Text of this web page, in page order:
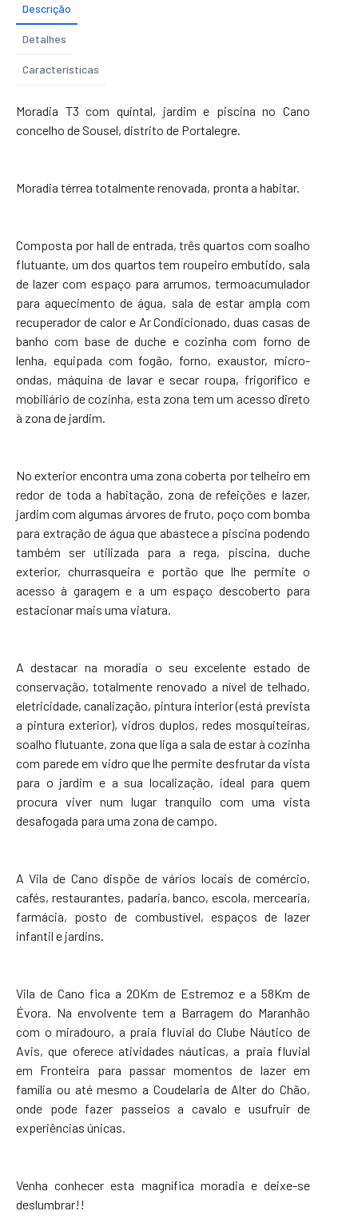
Descrição
Detalhes
Características
Moradia T3 com quintal, jardim e piscina no Cano
concelho de Sousel, distrito de Portalegre.
Moradia térrea totalmente renovada, pronta a habitar.
Composta por hall de entrada, três quartos com soalho
flutuante, um dos quartos tem roupeiro embutido, sala
de lazer com espaço para arrumos, termoacumulador
para aquecimento de água, sala de estar ampla com
recuperador de calor e Ar Condicionado, duas casas de
banho com base de duche e cozinha com forno de
lenha, equipada com fogão, forno, exaustor, micro-
ondas, máquina de lavar e secar roupa, frigorífico e
mobiliário de cozinha, esta zona tem um acesso direto
à zona de jardim.
No exterior encontra uma zona coberta por telheiro em
redor de toda a habitação, zona de refeições e lazer,
jardim com algumas árvores de fruto, poço com bomba
para extração de água que abastece a piscina podendo
também ser utilizada para a rega, piscina, duche
exterior, churrasqueira e portão que lhe permite o
acesso à garagem e a um espaço descoberto para
estacionar mais uma viatura.
A destacar na moradia o seu excelente estado de
conservação, totalmente renovado a nível de telhado,
eletricidade, canalização, pintura interior (está prevista
a pintura exterior), vidros duplos, redes mosquiteiras,
soalho flutuante, zona que liga a sala de estar à cozinha
com parede em vidro que lhe permite desfrutar da vista
para o jardim e a sua localização, ideal para quem
procura viver num lugar tranquilo com uma vista
desafogada para uma zona de campo.
A Vila de Cano dispõe de vários locais de comércio,
cafés, restaurantes, padaria, banco, escola, mercearia,
farmácia, posto de combustível, espaços de lazer
infantil e jardins.
Vila de Cano fica a 20Km de Estremoz e a 58Km de
Évora. Na envolvente tem a Barragem do Maranhão
com o miradouro, a praia fluvial do Clube Náutico de
Avis, que oferece atividades náuticas, a praia fluvial
em Fronteira para passar momentos de lazer em
família ou até mesmo a Coudelaria de Alter do Chão,
onde pode fazer passeios a cavalo e usufruir de
experiências únicas.
Venha conhecer esta magnífica moradia e deixe-se
deslumbrar!!